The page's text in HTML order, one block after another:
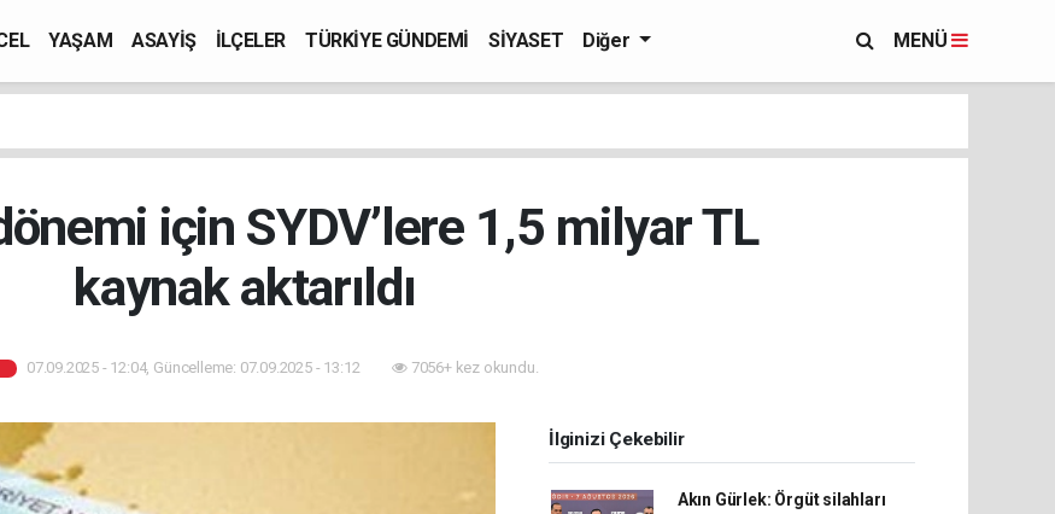
YAŞAM ASAYİŞ İLÇELER TÜRKİYE GÜNDEMİ SİYASET Diğer MENÜ
için SYDV’lere 1,5 milyar TL
kaynak aktarıldı
07.09.2025 - 12:04, Güncelleme: 07.09.2025 - 13:12 7056+ kez okundu.
İlginizi Çekebilir
Akın Gürlek: Örgüt silahları